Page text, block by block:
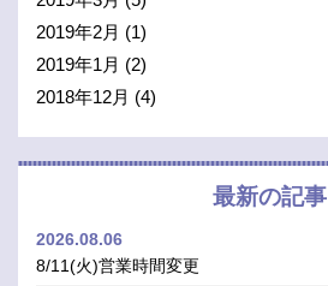
2019年2月 (1)
2019年1月 (2)
2018年12月 (4)
最新の記事
2026.08.06
8/11(火)営業時間変更